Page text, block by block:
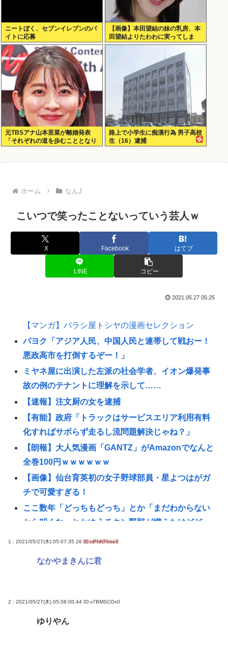
ニートぼく、セブンイレブンのバ
イトに応募
【画像】本田望結の妹の乳房、本
田望結よりたわわに実ってしま
う！
元TBSアナ山本里菜が離婚発表
「それぞれの道を歩むこととなり
路上で小学生に痴漢行為 男子高校
生（16）逮捕
ホーム なんJ
こいつで笑ったことないっていう芸人ｗ
X Facebook はてブ
LINE コピー
2021.05.27 05:25
【マンガ】バラシ屋トシヤの漫画セレクション
パヨク「アジア人民、中国人民と連帯して戦おー！
悪政高市を打倒するぞー！」
ミヤネ屋に出演した左派の社会学者、イオン爆発事
故の例のテナントに理解を示して……
【速報】注文厨の女を逮捕
【有能】政府「トラックはサービスエリア利用有料
化すればサボらず走るし流問題解決じゃね？」
【朗報】大人気漫画「GANTZ」がAmazonでなんと
全巻100円ｗｗｗｗｗｗ
【画像】仙台育英初の女子野球部員・星よつはがガ
チで可愛すぎる！
ここ数年「どっちもどっち」とか「まだわからない
から叩くな」とかゆうチキン野郎が増えたけどどっ
【悲報】「ブロック人数を調べるよ！」←好奇心で
1 : 2021/05/27(木) 05:07:35.26 ID:nPhKFlme0
なかやまきんに君
2 : 2021/05/27(木) 05:08:00.44 ID:x7BMSCOx0
ゆりやん